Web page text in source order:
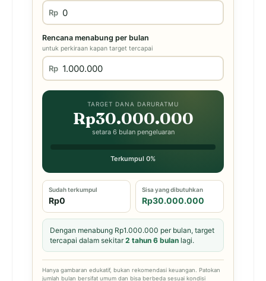
Rp
Rencana menabung per bulan
untuk perkiraan kapan target tercapai
Rp
TARGET DANA DARURATMU
Rp30.000.000
setara 6 bulan pengeluaran
Terkumpul 0%
Sudah terkumpul
Rp0
Sisa yang dibutuhkan
Rp30.000.000
Dengan menabung Rp1.000.000 per bulan, target
tercapai dalam sekitar2 tahun 6 bulan lagi.
Hanya gambaran edukatif, bukan rekomendasi keuangan. Patokan
jumlah bulan bersifat umum dan bisa berbeda sesuai kondisi